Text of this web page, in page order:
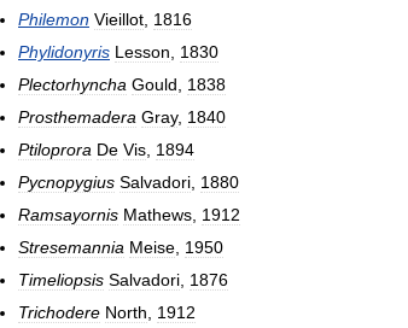
Philemon Vieillot 1816
Phylidonyris Lesson
1830
Plectorhyncha Gould
1838
Prosthemadera Gray, 1840
Ptiloprora De Vis 1894
Pycnopygius Salvadori 1880
Ramsayornis Mathews 1912
Stresemannia Meise 1950
Timeliopsis Salvadori 1876
Trichodere North
1912